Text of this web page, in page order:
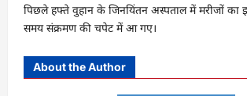
पिछले हफ्ते वुहान के जिनयिंतन अस्पताल में मरीजों का
समय संक्रमण की चपेट में आ गए।
About the Author